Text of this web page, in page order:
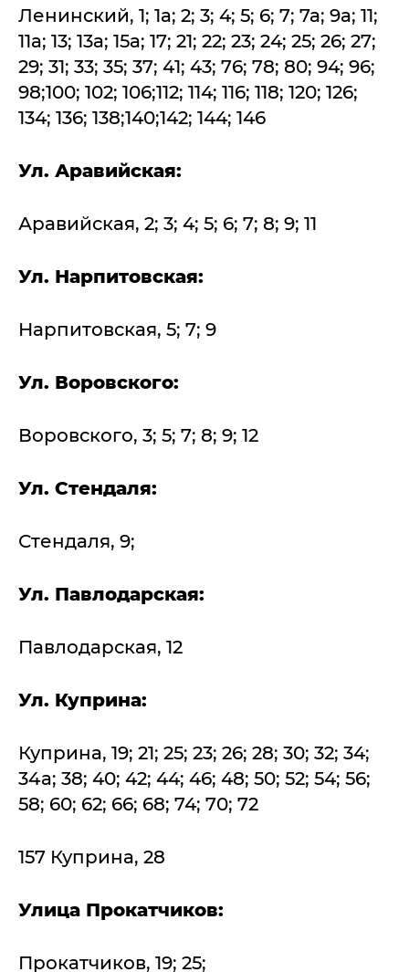
Ленинский, 1; 1а; 2; 3; 4; 5; 6; 7; 7а; 9а; 11;
11а; 13; 13а; 15а; 17; 21; 22; 23; 24; 25; 26; 27;
29; 31; 33; 35; 37; 41; 43; 76; 78; 80; 94; 96;
98;100; 102; 106;112; 114; 116; 118; 120; 126;
134; 136; 138;140;142; 144; 146
Ул. Аравийская:
Аравийская, 2; 3; 4; 5; 6; 7; 8; 9; 11
Ул. Нарпитовская:
Нарпитовская, 5; 7; 9
Ул. Воровского:
Воровского, 3; 5; 7; 8; 9; 12
Ул. Стендаля:
Стендаля, 9;
Ул. Павлодарская:
Павлодарская, 12
Ул. Куприна:
Куприна, 19; 21; 25; 23; 26; 28; 30; 32; 34;
34а; 38; 40; 42; 44; 46; 48; 50; 52; 54; 56;
58; 60; 62; 66; 68; 74; 70; 72
157 Куприна, 28
Улица Прокатчиков:
Прокатчиков, 19; 25;